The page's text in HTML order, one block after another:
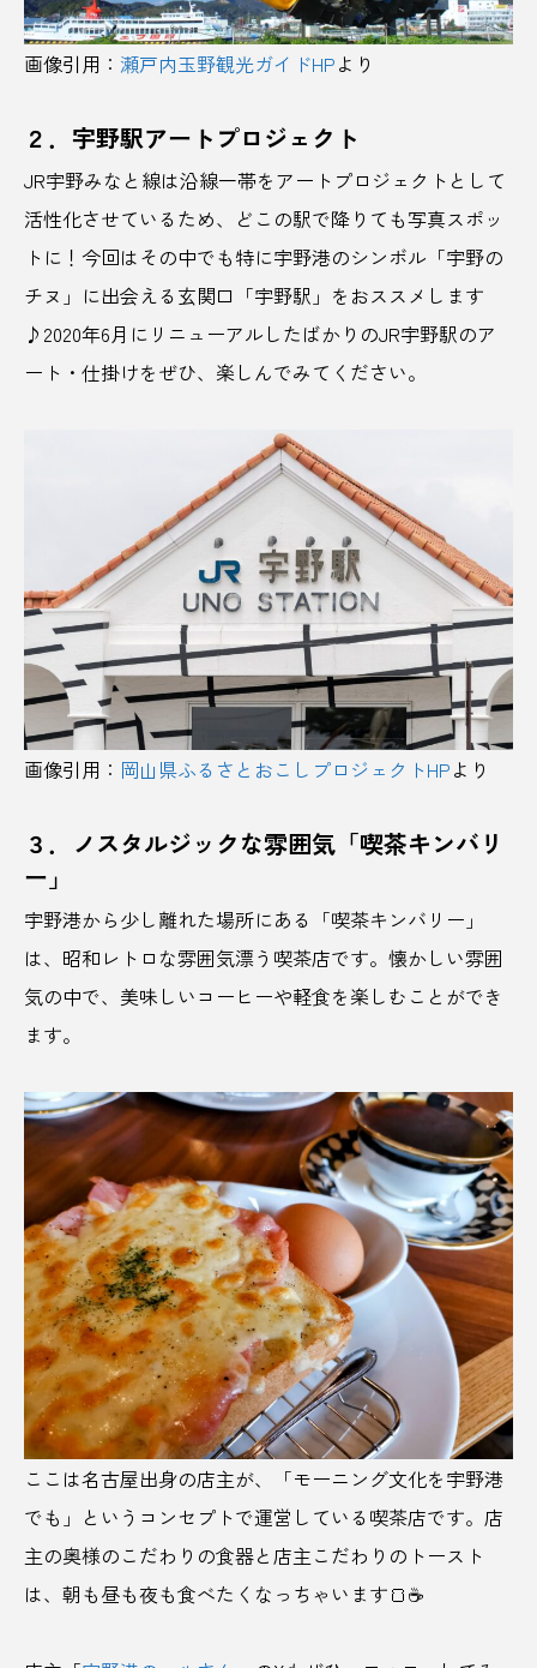
かるまる池袋 カレー カレーラーメン
カレーライス キーマカレー きくらげ
キャリア キャリアツーリズム
キング軒 クラフトサケ クラフトビール
グリーンツーリズム グルメ ケーキ
コーヒー コーヒー豆 ゴールデンウイーク
ゴールドラッシュ こち亀
ご当地グルメ ご当地チョコレート
さいたま国際芸術祭 サウナ
サウナアワード サウナシュラン
さくらんぼ王国 サステナブル サメケン
サラブレッド さわやかレモンリキュール
サ飯 サ飯研究所 シェア
ジビエ肉
ジンギスカン スーパーフード スイーツ
スイカ スゴイサウナ札幌すすきの店
すすきの
ゼロエネルギー せんのみなと
ソウルフード ソニー そば
ダイエット たくと たくとげーむず
たこやき チーズ ちきゅうの谷
ちば醤油 チョコレート ツアー
つくばジオミュージアム＆サイクルパークつくば
ディートフリー デカ盛り デザイン
デザインあ展neo テレビ出演 テントサウナ
トイレ とうきび とうもろこし
画像引用： 瀬戸内玉野観光ガイドHPより
２．宇野駅アートプロジェクト
JR宇野みなと線は沿線一帯をアートプロジェクトとして
活性化させているため、どこの駅で降りても写真スポッ
トに！今回はその中でも特に宇野港のシンボル「宇野の
チヌ」に出会える玄関口「宇野駅」をおススメします
♪2020年6月にリニューアルしたばかりのJR宇野駅のア
ート・仕掛けをぜひ、楽しんでみてください。
画像引用： 岡山県ふるさとおこしプロジェクトHPより
３．ノスタルジックな雰囲気「喫茶キンバリ
ー」
宇野港から少し離れた場所にある「喫茶キンバリー」
は、昭和レトロな雰囲気漂う喫茶店です。懐かしい雰囲
気の中で、美味しいコーヒーや軽食を楽しむことができ
ます。
ここは名古屋出身の店主が、「モーニング文化を宇野港
でも」というコンセプトで運営している喫茶店です。店
主の奥様のこだわりの食器と店主こだわりのトースト
は、朝も昼も夜も食べたくなっちゃいます🍞☕